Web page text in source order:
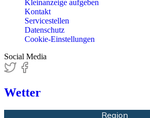
Kleinanzeige aufgeben
Kontakt
Servicestellen
Datenschutz
Cookie-Einstellungen
Social Media
Wetter
Region